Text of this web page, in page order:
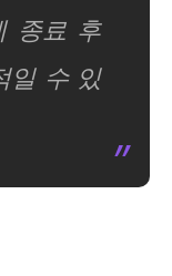
종료 후
일 수 있